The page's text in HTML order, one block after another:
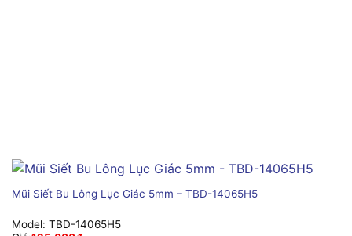
Mũi Siết Bu Lông Lục Giác 5mm – TBD-14065H5
Model: TBD-14065H5